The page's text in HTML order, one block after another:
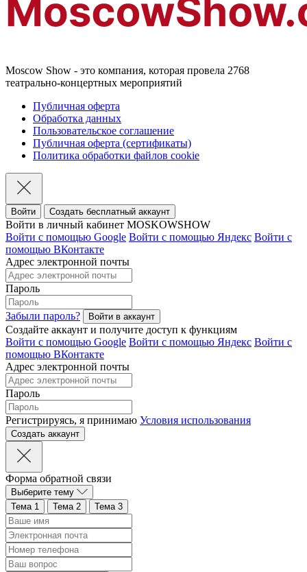
Moscow Show - это компания, которая провела 2768
театрально-концертных мероприятий
Публичная оферта
Обработка данных
Пользовательское соглашение
Публичная оферта (сертификаты)
Политика обработки файлов cookie
Войти Создать бесплатный аккаунт
Войти в личный кабинет MOSKOWSHOW
Войти с помощью Google Войти с помощью Яндекс Войти с
помощью ВКонтакте
Адрес электронной почты
Пароль
Забыли пароль?
Создайте аккаунт и получите доступ к функциям
Войти с помощью Google Войти с помощью Яндекс Войти с
помощью ВКонтакте
Адрес электронной почты
Пароль
Регистрируясь, я принимаю Условия использования
Форма обратной связи
Выберите тему
Тема 1
Тема 2 Тема 3